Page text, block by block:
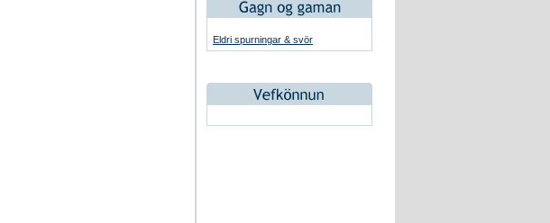
Eldri spurningar & svör